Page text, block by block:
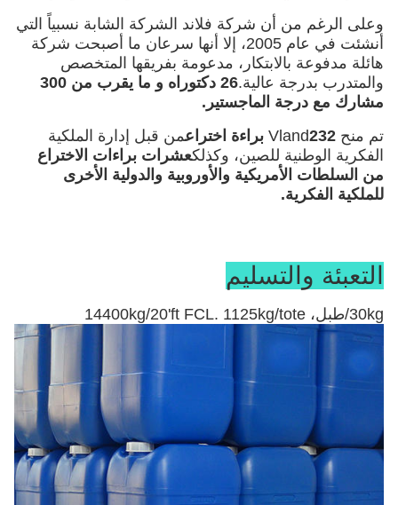
وعلى الرغم من أن شركة فلاند الشركة الشابة نسبياً التي
أنشئت في عام 2005، إلا أنها سرعان ما أصبحت شركة
هائلة مدفوعة بالابتكار، مدعومة بفريقها المتخصص
والمتدرب بدرجة عالية.
26 دكتوراه و ما يقرب من 300
مشارك مع درجة الماجستير.
تم منح Vland 232 براءة اختراع
من قبل إدارة الملكية
الفكرية الوطنية للصين، وكذلكعشرات براءات الاختراع
من السلطات الأمريكية والأوروبية والدولية الأخرى
للملكية الفكرية.
التعبئة والتسليم
30kg/طبل، 14400kg/20'ft FCL. 1125kg/tote